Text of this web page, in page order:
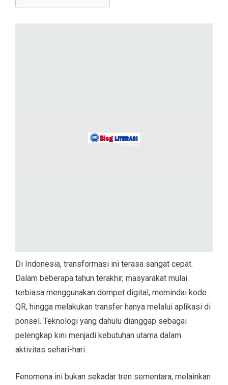
Di Indonesia, transformasi ini terasa sangat cepat.
Dalam beberapa tahun terakhir, masyarakat mulai
terbiasa menggunakan dompet digital, memindai kode
QR, hingga melakukan transfer hanya melalui aplikasi di
ponsel. Teknologi yang dahulu dianggap sebagai
pelengkap kini menjadi kebutuhan utama dalam
aktivitas sehari-hari.
Fenomena ini bukan sekadar tren sementara, melainkan